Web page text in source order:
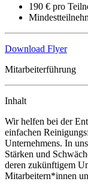
190 € pro
Download Flyer
Mitarbeiterführung
Inhalt
Wir helfen bei der
einfachen
Unternehmens. In
Stärken und
deren zukünftigem
Mitarbeitern*innen